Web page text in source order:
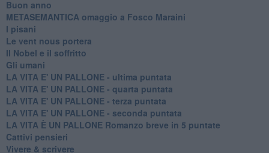
Buon anno
METASEMANTICA omaggio a Fosco Maraini
I pisani
Le vent nous portera
Il Nobel e il soffritto
Gli umani
LA VITA E' UN PALLONE - ultima puntata
LA VITA E' UN PALLONE - quarta puntata
LA VITA E' UN PALLONE - terza puntata
LA VITA E' UN PALLONE - seconda puntata
LA VITA È UN PALLONE Romanzo breve in 5 puntate
Cattivi pensieri
Vivere & scrivere